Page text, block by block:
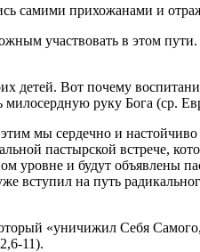
самими прихожанами и
участвовать в этом
детей. Вот почему
руку Бога (ср.
мы сердечно и
пастырской встрече,
уровне и будут объявлены
вступил на путь
«уничижил Себя
11).